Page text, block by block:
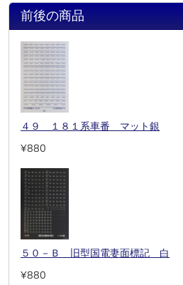
前後の商品
４９ １８１系車番 マット銀
¥880
５０－Ｂ 旧型国電妻面標記 白
¥880